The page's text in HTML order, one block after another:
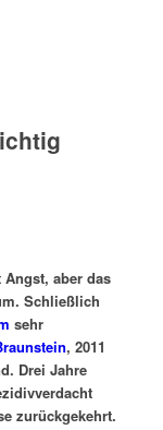
aber das
Schließlich
sehr
, 2011
Drei Jahre
zurückgekehrt.